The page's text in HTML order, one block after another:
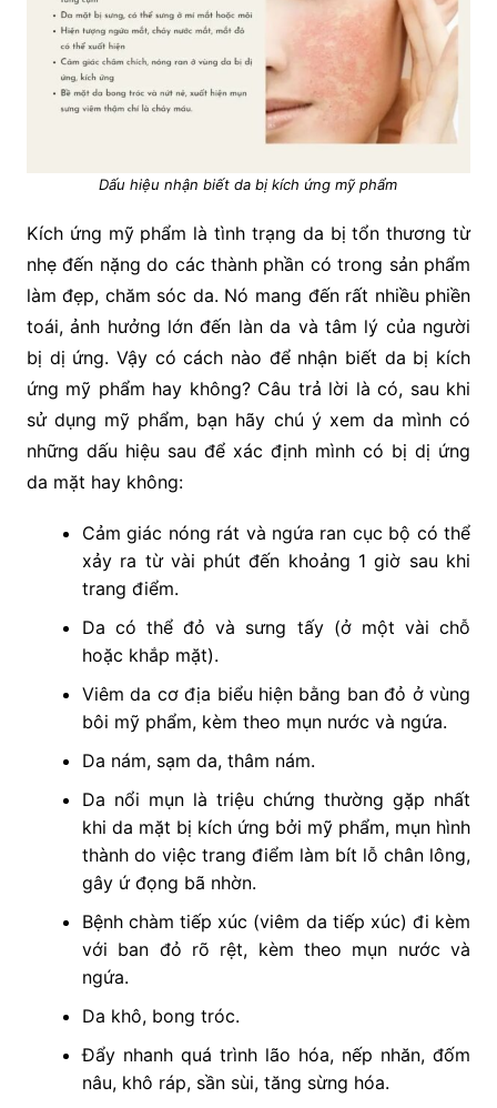
Dấu hiệu nhận biết da bị kích ứng mỹ phẩm
Kích ứng mỹ phẩm là tình trạng da bị tổn thương từ
nhẹ đến nặng do các thành phần có trong sản phẩm
làm đẹp, chăm sóc da. Nó mang đến rất nhiều phiền
toái, ảnh hưởng lớn đến làn da và tâm lý của người
bị dị ứng. Vậy có cách nào để nhận biết da bị kích
ứng mỹ phẩm hay không? Câu trả lời là có, sau khi
sử dụng mỹ phẩm, bạn hãy chú ý xem da mình có
những dấu hiệu sau để xác định mình có bị dị ứng
da mặt hay không:
Cảm giác nóng rát và ngứa ran cục bộ có thể
xảy ra từ vài phút đến khoảng 1 giờ sau khi
trang điểm.
Da có thể đỏ và sưng tấy (ở một vài chỗ
hoặc khắp mặt).
Viêm da cơ địa biểu hiện bằng ban đỏ ở vùng
bôi mỹ phẩm, kèm theo mụn nước và ngứa.
Da nám, sạm da, thâm nám.
Da nổi mụn là triệu chứng thường gặp nhất
khi da mặt bị kích ứng bởi mỹ phẩm, mụn hình
thành do việc trang điểm làm bít lỗ chân lông,
gây ứ đọng bã nhờn.
Bệnh chàm tiếp xúc (viêm da tiếp xúc) đi kèm
với ban đỏ rõ rệt, kèm theo mụn nước và
ngứa.
Da khô, bong tróc.
Đẩy nhanh quá trình lão hóa, nếp nhăn, đốm
nâu, khô ráp, sần sùi, tăng sừng hóa.